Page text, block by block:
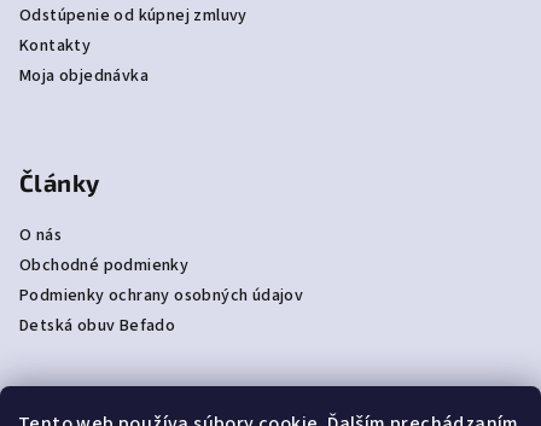
Odstúpenie od kúpnej zmluvy
Kontakty
Moja objednávka
Články
O nás
Obchodné podmienky
Podmienky ochrany osobných údajov
Detská obuv Befado